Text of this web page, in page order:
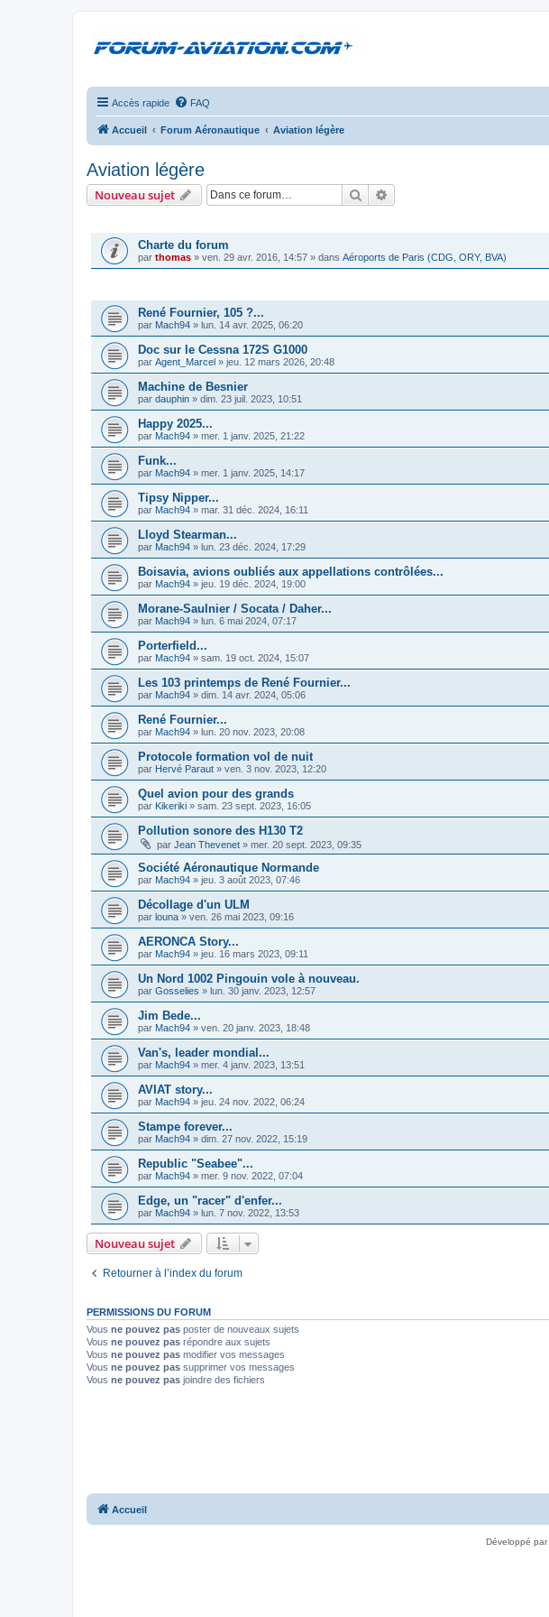
Accès rapide FAQ
Accueil Forum Aéronautique Aviation légère
Aviation légère
Nouveau sujet Rechercher
Charte du forum
par thomas » ven. 29 avr. 2016, 14:57 » dans Aéroports de Paris (CDG, ORY, BVA)
René Fournier, 105 ?...
par Mach94 » lun. 14 avr. 2025, 06:20
Doc sur le Cessna 172S G1000
par Agent_Marcel » jeu. 12 mars 2026, 20:48
Machine de Besnier
par dauphin » dim. 23 juil. 2023, 10:51
Happy 2025...
par Mach94 » mer. 1 janv. 2025, 21:22
Funk...
par Mach94 » mer. 1 janv. 2025, 14:17
Tipsy Nipper...
par Mach94 » mar. 31 déc. 2024, 16:11
Lloyd Stearman...
par Mach94 » lun. 23 déc. 2024, 17:29
Boisavia, avions oubliés aux appellations contrôlées...
par Mach94 » jeu. 19 déc. 2024, 19:00
Morane-Saulnier / Socata / Daher...
par Mach94 » lun. 6 mai 2024, 07:17
Porterfield...
par Mach94 » sam. 19 oct. 2024, 15:07
Les 103 printemps de René Fournier...
par Mach94 » dim. 14 avr. 2024, 05:06
René Fournier...
par Mach94 » lun. 20 nov. 2023, 20:08
Protocole formation vol de nuit
par Hervé Paraut » ven. 3 nov. 2023, 12:20
Quel avion pour des grands
par Kikeriki » sam. 23 sept. 2023, 16:05
Pollution sonore des H130 T2
par Jean Thevenet » mer. 20 sept. 2023, 09:35
Société Aéronautique Normande
par Mach94 » jeu. 3 août 2023, 07:46
Décollage d'un ULM
par louna » ven. 26 mai 2023, 09:16
AERONCA Story...
par Mach94 » jeu. 16 mars 2023, 09:11
Un Nord 1002 Pingouin vole à nouveau.
par Gosselies » lun. 30 janv. 2023, 12:57
Jim Bede...
par Mach94 » ven. 20 janv. 2023, 18:48
Van's, leader mondial...
par Mach94 » mer. 4 janv. 2023, 13:51
AVIAT story...
par Mach94 » jeu. 24 nov. 2022, 06:24
Stampe forever...
par Mach94 » dim. 27 nov. 2022, 15:19
Republic "Seabee"...
par Mach94 » mer. 9 nov. 2022, 07:04
Edge, un "racer" d'enfer...
par Mach94 » lun. 7 nov. 2022, 13:53
Nouveau sujet
Retourner à l’index du forum
PERMISSIONS DU FORUM
Vous ne pouvez pas poster de nouveaux sujets
Vous ne pouvez pas répondre aux sujets
Vous ne pouvez pas modifier vos messages
Vous ne pouvez pas supprimer vos messages
Vous ne pouvez pas joindre des fichiers
Accueil
Développé par